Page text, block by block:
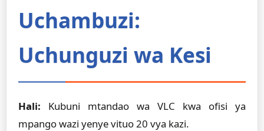
Uchambuzi:
Uchunguzi wa Kesi
Hali: Kubuni mtandao wa VLC kwa ofisi ya
mpango wazi yenye vituo 20 vya kazi.